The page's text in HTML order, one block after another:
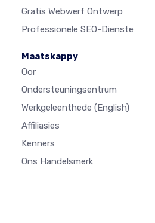
Gratis Webwerf Ontwerp
Professionele SEO-Dienste
Maatskappy
Oor
Ondersteuningsentrum
Werkgeleenthede (English)
Affiliasies
Kenners
Ons Handelsmerk